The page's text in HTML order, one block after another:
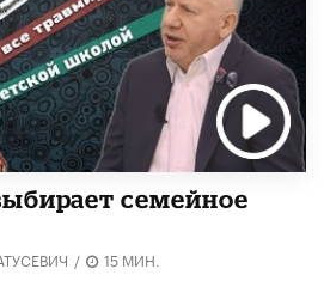
семейное
/ 15 МИН.